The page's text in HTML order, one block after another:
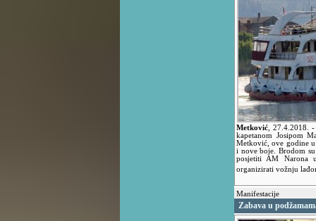
Metković ,27.4.2018.-
kapetanom Josipom
Metković, ove godine
i nove boje. Brodom
posjetiti AM Narona
organizirati vožnju
Manifestacije
Zabava u